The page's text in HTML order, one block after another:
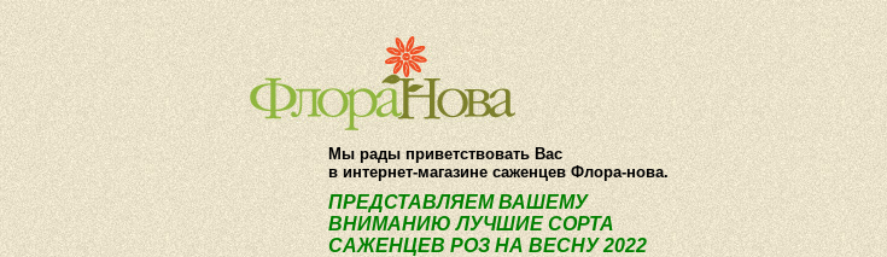
О компании Как купить Фотогалерея
Мы рады приветствовать Вас
в интернет-магазине саженцев Флора-нова.
ПРЕДСТАВЛЯЕМ ВАШЕМУ
ВНИМАНИЮ ЛУЧШИЕ СОРТА
САЖЕНЦЕВ РОЗ НА ВЕСНУ 2022